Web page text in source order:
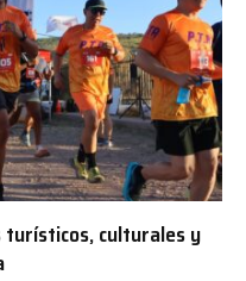
culturales y